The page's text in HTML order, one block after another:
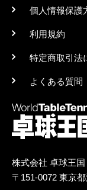
個人情報保護
利用規約
特定商取引法
よくある質問
株式会社 卓球王国
〒151-0072 東京